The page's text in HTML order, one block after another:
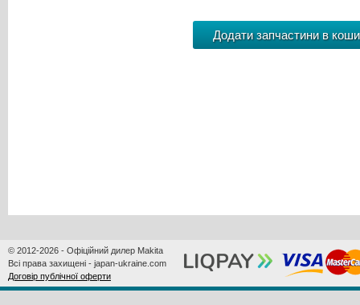
© 2012-2026 - Офіційний дилер Makita
Всі права захищені - japan-ukraine.com
Договір публічної оферти